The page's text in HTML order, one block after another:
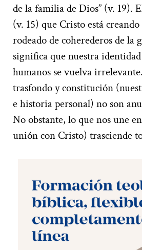
de la familia de Dios” (v. 19).
(v. 15) que Cristo está
rodeado de coherederos de la
significa que nuestra
humanos se vuelva
trasfondo y constitución
e historia personal) no son
No obstante, lo que nos une
unión con Cristo) trasciende